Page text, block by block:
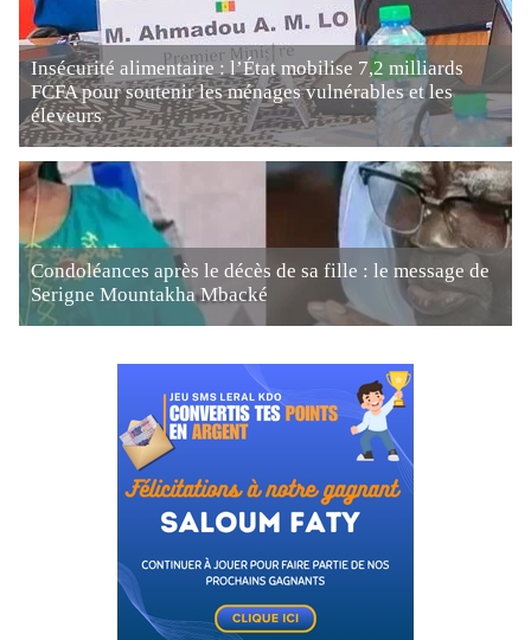
Insécurité alimentaire : l’État mobilise 7,2 milliards
FCFA pour soutenir les ménages vulnérables et les
éleveurs
Condoléances après le décès de sa fille : le message de
Serigne Mountakha Mbacké